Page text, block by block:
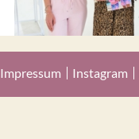
Impressum Instagram